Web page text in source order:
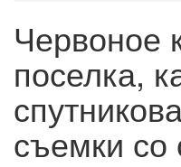
Червоное
поселка,
съемки со